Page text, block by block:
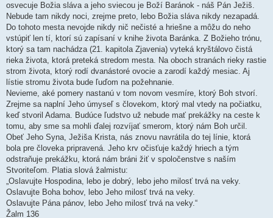
osvecuje Božia sláva a jeho sviecou je Boží Baránok - náš Pán Ježiš.
Nebude tam nikdy noci, zrejme preto, lebo Božia sláva nikdy nezapadá.
Do tohoto mesta nevojde nikdy nič nečisté a hriešne a môžu do neho
vstúpiť len tí, ktorí sú zapísaní v knihe života Baránka. Z Božieho trónu,
ktorý sa tam nachádza (21. kapitola Zjavenia) vyteká kryštálovo čistá
rieka života, ktorá preteká stredom mesta. Na oboch stranách rieky rastie
strom života, ktorý rodí dvanástoré ovocie a zarodí každý mesiac. Aj
lístie stromu života bude ľuďom na požehnanie.
Nevieme, aké pomery nastanú v tom novom vesmíre, ktorý Boh stvorí.
Zrejme sa naplní Jeho úmyseľ s človekom, ktorý mal vtedy na počiatku,
keď stvoril Adama. Budúce ľudstvo už nebude mať prekážky na ceste k
tomu, aby sme sa mohli ďalej rozvíjať smerom, ktorý nám Boh určil.
Obeť Jeho Syna, Ježiša Krista, nás znovu navrátila do tej línie, ktorá
bola pre človeka pripravená. Jeho krv očisťuje každý hriech a tým
odstraňuje prekážku, ktorá nám bráni žiť v spoločenstve s naším
Stvoriteľom. Platia slová žalmistu:
„Oslavujte Hospodina, lebo je dobrý, lebo jeho milosť trvá na veky.
Oslavujte Boha bohov, lebo Jeho milosť trvá na veky.
Oslavujte Pána pánov, lebo Jeho milosť trvá na veky.“
Žalm 136